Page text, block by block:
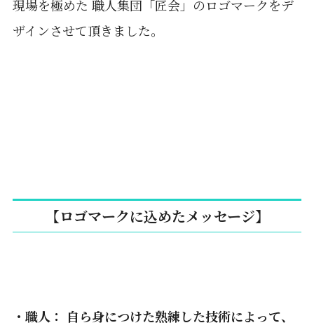
現場を極めた 職人集団「匠会」のロゴマークをデ
ザインさせて頂きました。
【ロゴマークに込めたメッセージ】
・職人： 自ら身につけた熟練した技術によって、